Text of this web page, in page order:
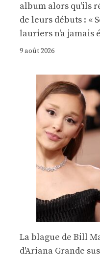
album alors qu'ils
de leurs débuts : «
lauriers n'a jamais
9 août 2026
La blague de Bill
d'Ariana Grande